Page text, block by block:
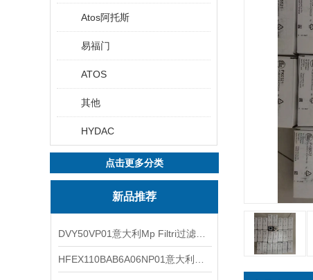
Atos阿托斯
易福门
ATOS
其他
HYDAC
点击更多分类
新品推荐